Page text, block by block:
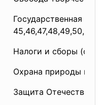
Налоги и сборы (ст.
Охрана природы и
Защита Отечества